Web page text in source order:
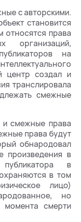
с авторскими.
становится
относятся права
организаций,
на
центр создал и
транслировала
смежные
и смежные права
права будут
обнародовал
произведения в
в
в том
лицо)
но
момента смерти